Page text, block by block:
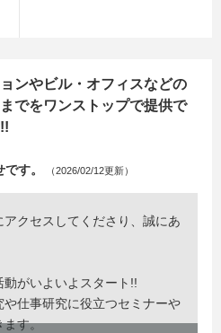
ンやビル・オフィスなどの
でをワンストップで提供で
す。 （2026/02/12更新）
クセスしてくださり、誠にあ
がいよいよスタート!!
仕事研究に役立つセミナーや
ます。